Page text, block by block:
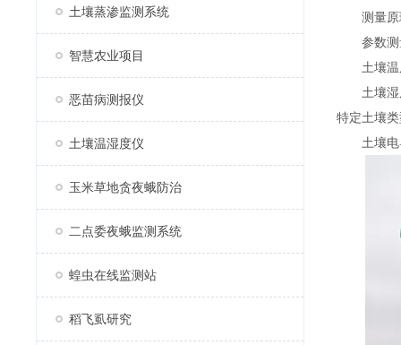
土壤蒸渗监测系统
智慧农业项目
恶苗病测报仪
土壤温湿度仪
玉米草地贪夜蛾防治
二点委夜蛾监测系统
蝗虫在线监测站
稻飞虱研究
测量原理
参数测
土壤温
土壤湿度
特定土壤
土壤电导